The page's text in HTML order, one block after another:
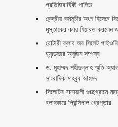
প্রতিষ্ঠাবার্ষিকী পালিত ‎​
কেন্দ্রীয় কর্মসূচীর অংশ হিসেবে
মুস্তাকের কবর যিয়ারত করলেন
রোটারী ক্লাব অব সিলেট
হ্যান্ডভার অনুষ্ঠান সম্পন্ন
ড. মুহাম্মদ শহীদুল্লাহ স্মৃতি
সাংবাদিক মাহবুব আহমদ
সিলেটের বাদেয়ালী গুচ্ছগ্রামে
বলাৎকারে প্রিন্সিপাল গ্রেপ্তার ‎